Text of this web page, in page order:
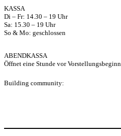
KASSA
Di – Fr: 14.30 – 19 Uhr
Sa: 15.30 – 19 Uhr
So & Mo: geschlossen
ABENDKASSA
Öffnet eine Stunde vor Vorstellungsbeginn
Building community:
P